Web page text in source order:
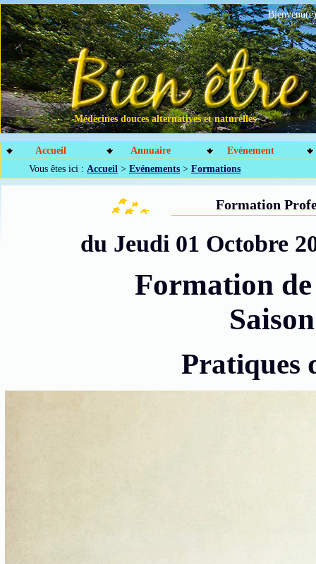
Médecines douces alternatives et naturelles
Accueil Annuaire
Evénement
Vous êtes ici : Accueil > Evénements > Formations
Formation
du Jeudi 01 Octobre
Formation de
Pratiques